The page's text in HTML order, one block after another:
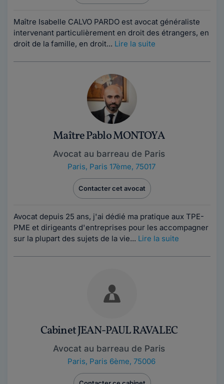
Maître Isabelle CALVO PARDO est avocat généraliste
intervenant particulièrement en droit des étrangers, en
droit de la famille, en droit... Lire la suite
Maître Pablo MONTOYA
Avocat au barreau de Paris
Paris, Paris 17ème, 75017
Contacter cet avocat
Avocat depuis 25 ans, j'ai dédié ma pratique aux TPE-
PME et dirigeants d'entreprises pour les accompagner
sur la plupart des sujets de la vie... Lire la suite
Cabinet JEAN-PAUL RAVALEC
Avocat au barreau de Paris
Paris, Paris 6ème, 75006